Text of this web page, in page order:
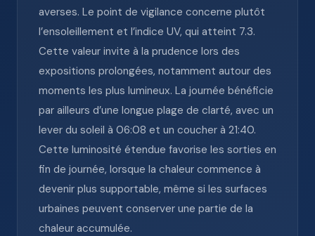
averses. Le point de vigilance concerne plutôt
l’ensoleillement et l’indice UV, qui atteint 7.3.
Cette valeur invite à la prudence lors des
expositions prolongées, notamment autour des
moments les plus lumineux. La journée bénéficie
par ailleurs d’une longue plage de clarté, avec un
lever du soleil à 06:08 et un coucher à 21:40.
Cette luminosité étendue favorise les sorties en
fin de journée, lorsque la chaleur commence à
devenir plus supportable, même si les surfaces
urbaines peuvent conserver une partie de la
chaleur accumulée.